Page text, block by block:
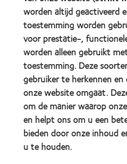
(2012)
ODMA
2011
(2011)
Onze producten
Zoek uw contactlens
worden altijd geactiveerd
toestemming worden
voor prestatie-,
worden alleen gebruikt
toestemming. Deze
gebruiker te herkennen
onze website omgaat.
om de manier waarop
en helpt ons om u een
bieden door onze inhoud
u te houden.